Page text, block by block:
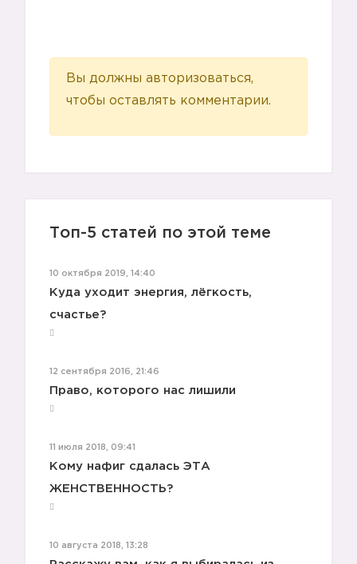
Вы должны авторизоваться,
чтобы оставлять комментарии.
Топ-5 статей по этой теме
10 октября 2019, 14:40
Куда уходит энергия, лёгкость,
счастье?
12 сентября 2016, 21:46
Право, которого нас лишили
11 июля 2018, 09:41
Кому нафиг сдалась ЭТА
ЖЕНСТВЕННОСТЬ?
10 августа 2018, 13:28